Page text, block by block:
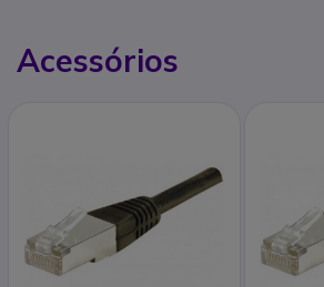
Acessórios